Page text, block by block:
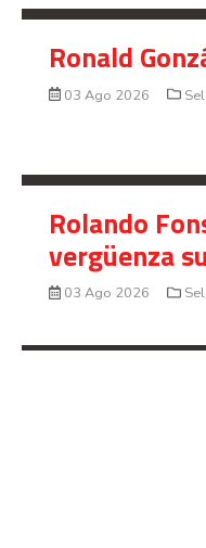
Ronald
03 Ago 2026
Rolando
vergüenza
03 Ago 2026